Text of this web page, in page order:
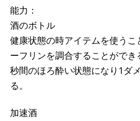
能力：
酒のボトル
健康状態の時アイテムを使うこ
ーフリンを調合することがで
秒間のほろ酔い状態になり1ダ
る。
加速酒